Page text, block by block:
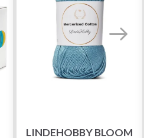
LINDEHOBBY BLOOM